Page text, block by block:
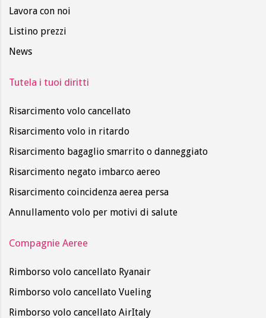
Lavora con noi
Listino prezzi
News
Tutela i tuoi diritti
Risarcimento volo cancellato
Risarcimento volo in ritardo
Risarcimento bagaglio smarrito o danneggiato
Risarcimento negato imbarco aereo
Risarcimento coincidenza aerea persa
Annullamento volo per motivi di salute
Compagnie Aeree
Rimborso volo cancellato Ryanair
Rimborso volo cancellato Vueling
Rimborso volo cancellato AirItaly